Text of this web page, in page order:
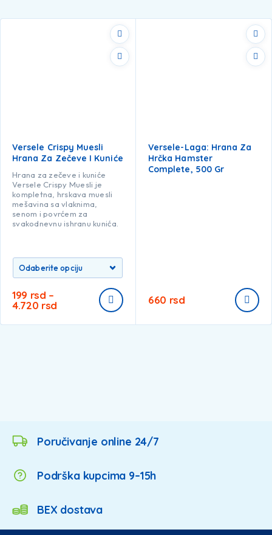
Versele Crispy Muesli
Hrana Za Zečeve I Kuniće
Hrana za zečeve i kuniće
Versele Crispy Muesli je
kompletna, hrskava muesli
mešavina sa vlaknima,
senom i povrćem za
svakodnevnu ishranu kunića.
199 rsd –
4.720 rsd
Versele-Laga: Hrana Za
Hrčka Hamster
Complete, 500 Gr
660 rsd
Poručivanje online 24/7
Podrška kupcima 9–15h
BEX dostava